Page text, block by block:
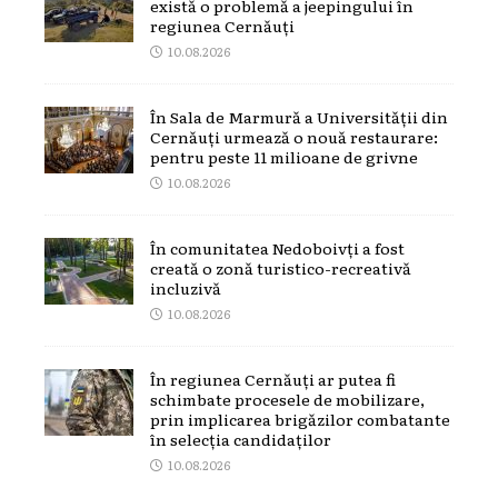
există o problemă a jeepingului în
regiunea Cernăuți
10.08.2026
În Sala de Marmură a Universității din
Cernăuți urmează o nouă restaurare:
pentru peste 11 milioane de grivne
10.08.2026
În comunitatea Nedoboivți a fost
creată o zonă turistico-recreativă
incluzivă
10.08.2026
În regiunea Cernăuți ar putea fi
schimbate procesele de mobilizare,
prin implicarea brigăzilor combatante
în selecția candidaților
10.08.2026